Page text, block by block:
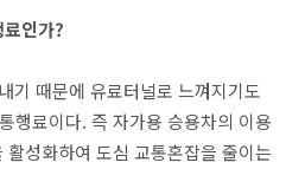
인가?
때문에 유료터널로 느껴지기도
행료이다. 즉 자가용 승용차의 이용
성화하여 도심 교통혼잡을 줄이는